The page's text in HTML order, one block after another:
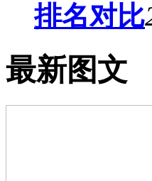
排名对比
最新图文